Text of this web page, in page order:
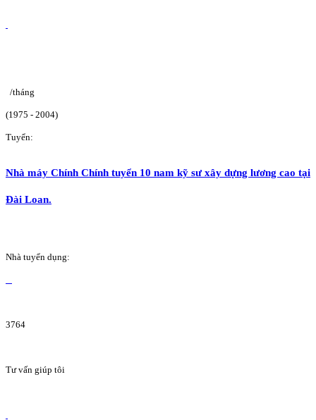
/tháng
(1975 - 2004)
Tuyển:
Nhà máy Chính Chính tuyển 10 nam kỹ sư xây dựng lương cao tại
Đài Loan.
Nhà tuyển dụng:
3764
Tư vấn giúp tôi